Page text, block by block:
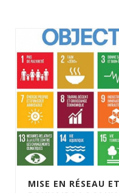
MISE EN RÉSEAU